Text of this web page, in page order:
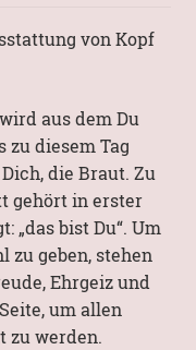
von Kopf
aus dem Du
zu diesem Tag
die Braut. Zu
gehört in erster
„das bist Du“. Um
zu geben, stehen
Ehrgeiz und
um allen
zu werden.